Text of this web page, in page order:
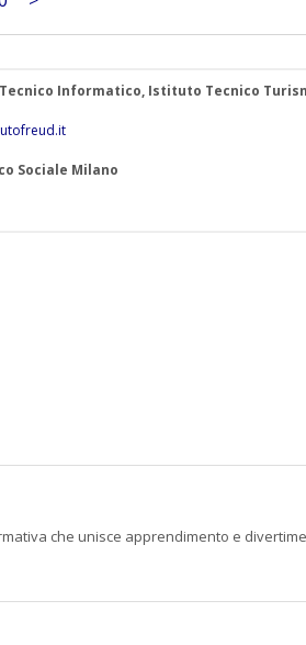
Informatico, Istituto Tecnico
Sociale Milano
che unisce apprendimento e